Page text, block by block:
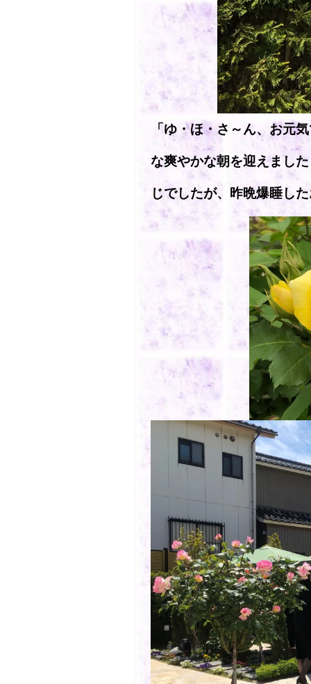
「ゆ・ほ・さ～ん、お元
な爽やかな朝を迎えまし
じでしたが、昨晩爆睡し